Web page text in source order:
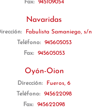
Fax:
945109054
Navaridas
Fabulista Samaniego, s/n
Teléfono:
945605053
Fax:
945605053
Oyón-Oion
Dirección:
Fueros, 6
Teléfono:
945622098
Fax:
945622098